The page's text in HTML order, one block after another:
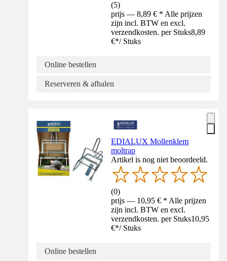
(5)
prijs — 8,89 € * Alle prijzen
zijn incl. BTW en excl.
verzendkosten. per Stuks8,89
€*/ Stuks
Online bestellen
Reserveren & afhalen
EDIALUX Mollenklem
moltrap
Artikel is nog niet beoordeeld.
(0)
prijs — 10,95 € * Alle prijzen
zijn incl. BTW en excl.
verzendkosten. per Stuks10,95
€*/ Stuks
Online bestellen